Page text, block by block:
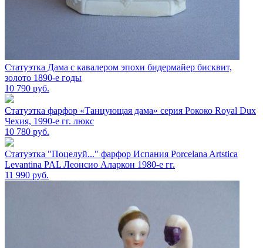
Статуэтка Дама с кавалером эпохи бидермайер бисквит,
золото 1890-е годы
10 790 руб.
Статуэтка фарфор «Танцующая дама» серия Рококо Royal Dux
Чехия, 1990-е гг. люкс
10 780 руб.
Статуэтка "Поцелуй..." фарфор Испания Porcelana Artstica
Levantina PAL Леонсио Аларкон 1980-е гг.
11 990 руб.